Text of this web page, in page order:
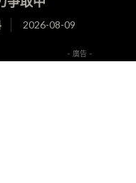
2026-08-09
- 廣告 -